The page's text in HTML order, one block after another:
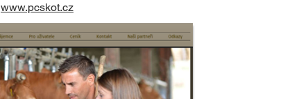
www.pcskot.cz